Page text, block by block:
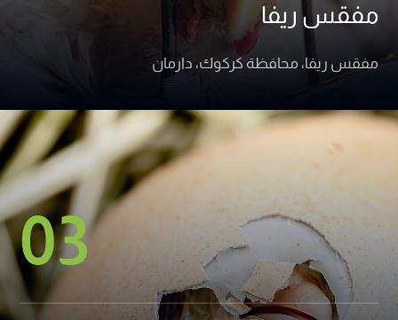
مفقس ريفا
مفقس ريفا، محافظة كركوك، دارمان
03